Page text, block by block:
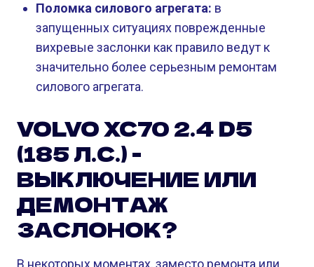
Поломка силового агрегата: в
запущенных ситуациях поврежденные
вихревые заслонки как правило ведут к
значительно более серьезным ремонтам
силового агрегата.
VOLVO XC70 2.4 D5
(185 Л.С.) -
ВЫКЛЮЧЕНИЕ ИЛИ
ДЕМОНТАЖ
ЗАСЛОНОК?
В некоторых моментах, заместо ремонта или